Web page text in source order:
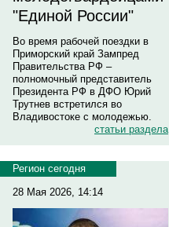
"Единой России"
Во время рабочей поездки в
Приморский край Зампред
Правительства РФ –
полномочный представитель
Президента РФ в ДФО Юрий
Трутнев встретился во
Владивостоке с молодежью.
статьи раздела
Регион сегодня
28 Мая 2026, 14:14